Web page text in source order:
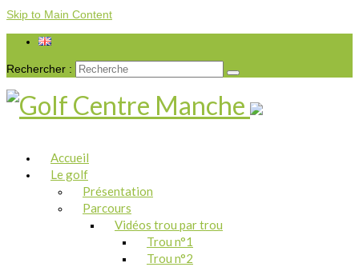
Skip to Main Content
Rechercher :
Accueil
Le golf
Présentation
Parcours
Vidéos trou par trou
Trou n°1
Trou n°2